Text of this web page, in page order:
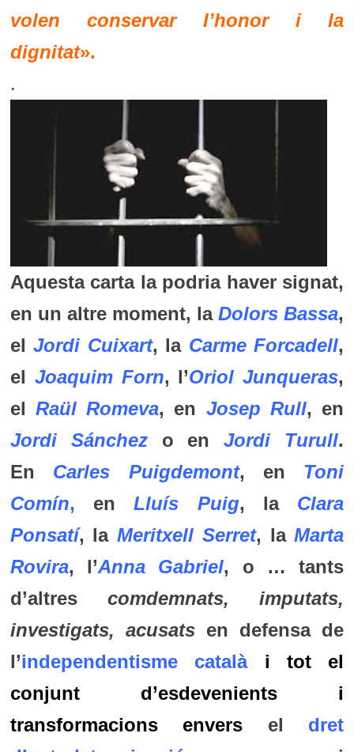
volen conservar l’honor i la
dignitat».
.
Aquesta carta la podria haver signat,
en un altre moment, laDolors Bassa,
elJordi Cuixart, la Carme Forcadell,
el Joaquim Forn, l’Oriol Junqueras,
elRaül Romeva, en Josep Rull, en
Jordi Sánchezo enJordi Turull.
En
Carles Puigdemont, en Toni
Comín, enLluís Puig, la Clara
Ponsatí, laMeritxell Serret, laMarta
Rovira, l’Anna Gabriel, o … tants
d’altres comdemnats, imputats,
investigats, acusats en defensa de
l’independentisme català
i tot el
conjunt d’esdevenients i
transformacions envers
el dret